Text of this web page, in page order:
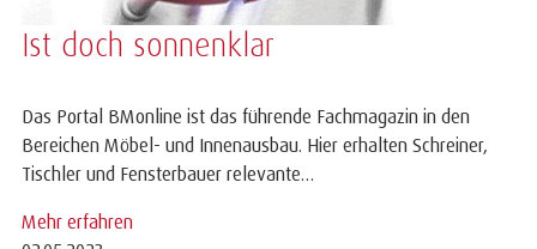
Ist doch sonnenklar
Das Portal BMonline ist das führende Fachmagazin in den
Bereichen Möbel- und Innenausbau. Hier erhalten Schreiner,
Tischler und Fensterbauer relevante…
Mehr erfahren